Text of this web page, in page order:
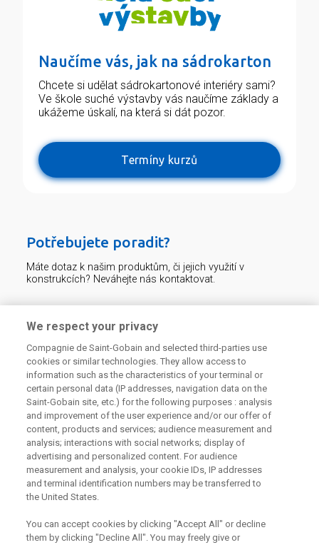
Naučíme vás, jak na sádrokarton
Chcete si udělat sádrokartonové interiéry sami?
Ve škole suché výstavby vás naučíme základy a
ukážeme úskalí, na která si dát pozor.
Termíny kurzů
Potřebujete poradit?
Máte dotaz k našim produktům, či jejich využití v
konstrukcích? Neváhejte nás kontaktovat.
226 292 224 Zaslat dotaz
Odebírejte náš newsletter
Právní Podmínky
We respect your privacy
Compagnie de Saint-Gobain and selected third-parties use
cookies or similar technologies. They allow access to
information such as the characteristics of your terminal or
certain personal data (IP addresses, navigation data on the
Saint-Gobain site, etc.) for the following purposes : analysis
and improvement of the user experience and/or our offer of
content, products and services; audience measurement and
analysis; interactions with social networks; display of
advertising and personalized content. For audience
measurement and analysis, your cookie IDs, IP addresses
and terminal identification numbers may be transferred to
the United States.
You can accept cookies by clicking "Accept All" or decline
them by clicking "Decline All". You may freely give or